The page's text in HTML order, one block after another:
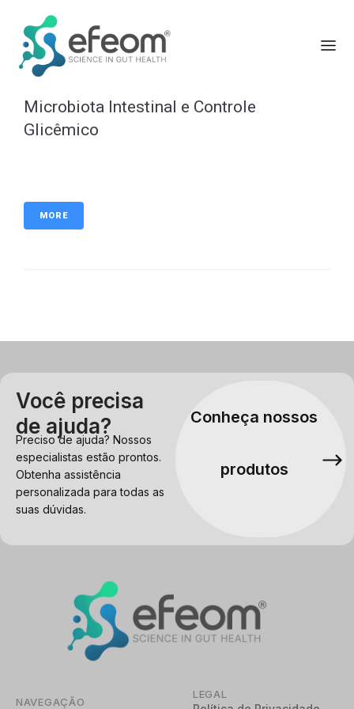
Microbiota Intestinal e Controle
Glicêmico
MORE
Você precisa
de ajuda?
Preciso de ajuda? Nossos
especialistas estão prontos.
Obtenha assistência
personalizada para todas as
suas dúvidas.
Conheça nossos
produtos
NAVEGAÇÃO
LEGAL